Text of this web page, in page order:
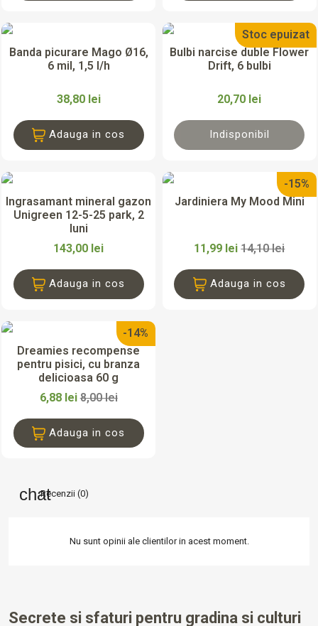
Banda picurare Mago Ø16,
6 mil, 1,5 l/h
38,80 lei
Adauga in cos
Bulbi narcise duble Flower
Drift, 6 bulbi
20,70 lei
Stoc epuizat
Indisponibil
Ingrasamant mineral gazon
Unigreen 12-5-25 park, 2
luni
143,00 lei
Adauga in cos
Jardiniera My Mood Mini
11,99 lei14,10 lei
-15%
Adauga in cos
Dreamies recompense
pentru pisici, cu branza
delicioasa 60 g
6,88 lei8,00 lei
-14%
Adauga in cos
Recenzii (0)
Nu sunt opinii ale clientilor in acest moment.
Secrete si sfaturi pentru gradina si culturi